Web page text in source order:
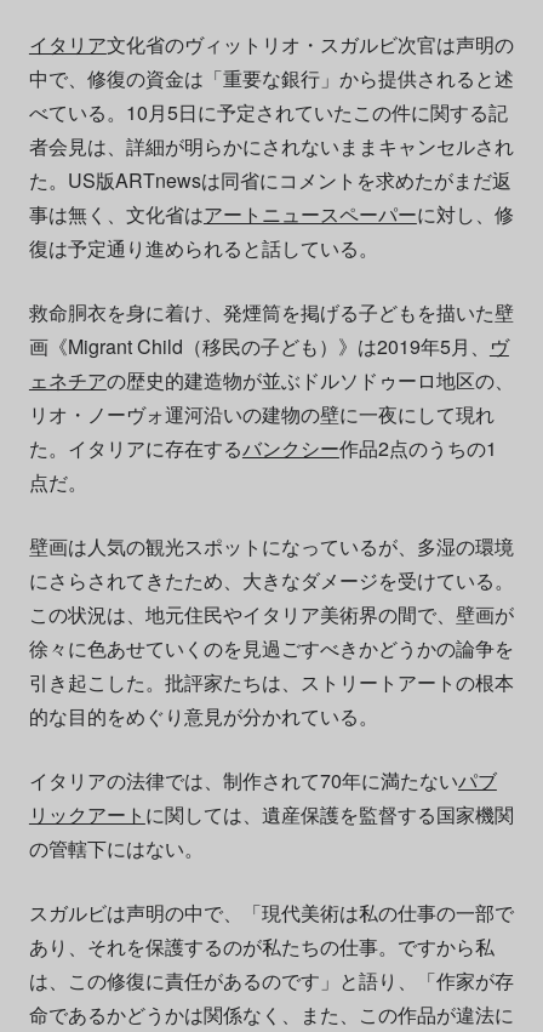
イタリア文化省のヴィットリオ・スガルビ次官は声明の
中で、修復の資金は「重要な銀行」から提供されると述
べている。10月5日に予定されていたこの件に関する記
者会見は、詳細が明らかにされないままキャンセルされ
た。US版ARTnewsは同省にコメントを求めたがまだ返
事は無く、文化省はアートニュースペーパーに対し、修
復は予定通り進められると話している。
救命胴衣を身に着け、発煙筒を掲げる子どもを描いた壁
画《Migrant Child（移民の子ども）》は2019年5月、 ヴ
ェネチアの歴史的建造物が並ぶドルソドゥーロ地区の、
リオ・ノーヴォ運河沿いの建物の壁に一夜にして現れ
た。イタリアに存在するバンクシー作品2点のうちの1
点だ。
壁画は人気の観光スポットになっているが、多湿の環境
にさらされてきたため、大きなダメージを受けている。
この状況は、地元住民やイタリア美術界の間で、壁画が
徐々に色あせていくのを見過ごすべきかどうかの論争を
引き起こした。批評家たちは、ストリートアートの根本
的な目的をめぐり意見が分かれている。
イタリアの法律では、制作されて70年に満たないパブ
リックアート に関しては、遺産保護を監督する国家機関
の管轄下にはない。
スガルビは声明の中で、「現代美術は私の仕事の一部で
あり、それを保護するのが私たちの仕事。ですから私
は、この修復に責任があるのです」と語り、「作家が存
命であるかどうかは関係なく、また、この作品が違法に